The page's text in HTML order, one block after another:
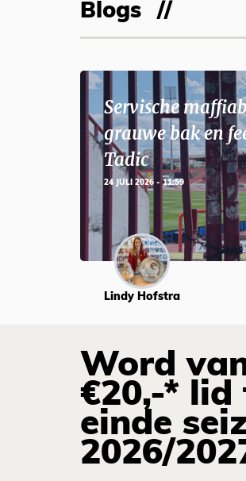
Blogs
Servische
grauwe bak en
Tadic
24 JULI 2026 - 11:59
Lindy Hofstra
Word
€20,-* lid
einde
2026/